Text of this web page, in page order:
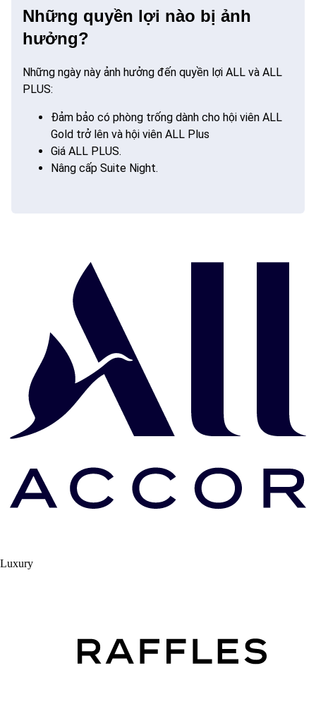
Những quyền lợi nào bị ảnh
hưởng?
Những ngày này ảnh hưởng đến quyền lợi ALL và ALL
PLUS:
Đảm bảo có phòng trống dành cho hội viên ALL
Gold trở lên và hội viên ALL Plus
Giá ALL PLUS.
Nâng cấp Suite Night.
Luxury